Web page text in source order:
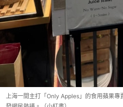
上海一間主打「Only Apples」的食用蘋果